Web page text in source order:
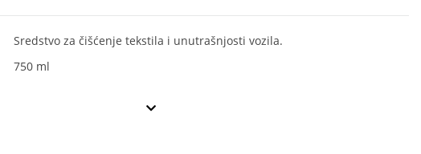
Sredstvo za čišćenje tekstila i unutrašnjosti vozila.
750 ml